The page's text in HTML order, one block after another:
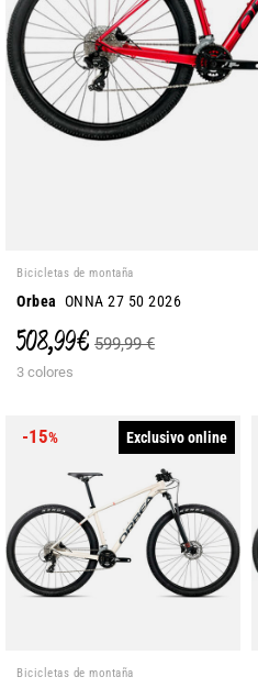
Bicicletas de montaña
Orbea ONNA 27 50 2026
508,99 € 599,99 €
3 colores
-15% Exclusivo online
Bicicletas de montaña